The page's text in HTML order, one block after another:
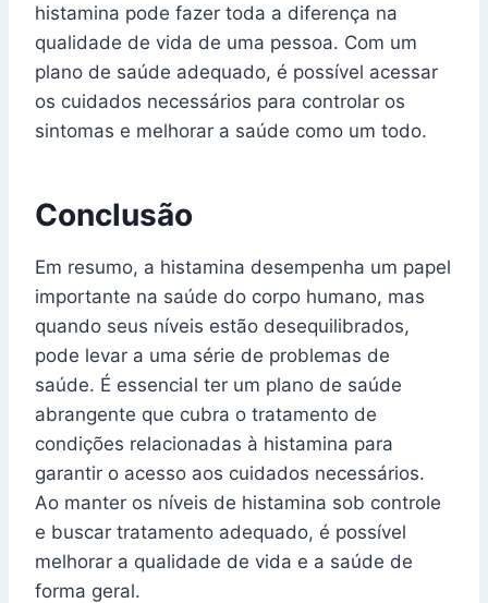
histamina pode fazer toda a diferença na
qualidade de vida de uma pessoa. Com um
plano de saúde adequado, é possível acessar
os cuidados necessários para controlar os
sintomas e melhorar a saúde como um todo.
Conclusão
Em resumo, a histamina desempenha um papel
importante na saúde do corpo humano, mas
quando seus níveis estão desequilibrados,
pode levar a uma série de problemas de
saúde. É essencial ter um plano de saúde
abrangente que cubra o tratamento de
condições relacionadas à histamina para
garantir o acesso aos cuidados necessários.
Ao manter os níveis de histamina sob controle
e buscar tratamento adequado, é possível
melhorar a qualidade de vida e a saúde de
forma geral.